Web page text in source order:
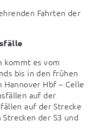
Fahrten der
kommt es vom
bis in den frühen
Hannover Hbf – Celle
auf der
auf der Strecke
der S3 und